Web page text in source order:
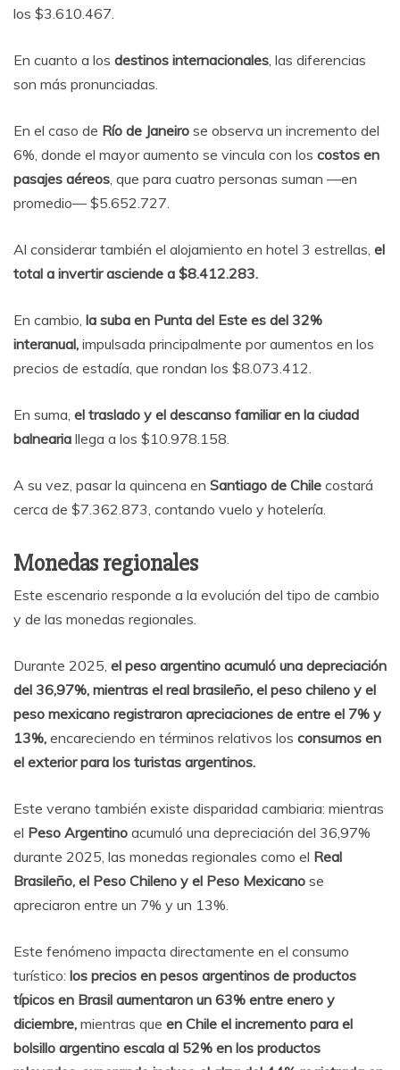
los $3.610.467.
En cuanto a los destinos internacionales, las diferencias
son más pronunciadas.
En el caso de Río de Janeiro se observa un incremento del
6%, donde el mayor aumento se vincula con los costos en
pasajes aéreos, que para cuatro personas suman —en
promedio— $5.652.727.
Al considerar también el alojamiento en hotel 3 estrellas, el
total a invertir asciende a $8.412.283.
En cambio, la suba en Punta del Este es del 32%
interanual, impulsada principalmente por aumentos en los
precios de estadía, que rondan los $8.073.412.
En suma, el traslado y el descanso familiar en la ciudad
balnearia llega a los $10.978.158.
A su vez, pasar la quincena en Santiago de Chile costará
cerca de $7.362.873, contando vuelo y hotelería.
Monedas regionales
Este escenario responde a la evolución del tipo de cambio
y de las monedas regionales.
Durante 2025, el peso argentino acumuló una depreciación
del 36,97%, mientras el real brasileño, el peso chileno y el
peso mexicano registraron apreciaciones de entre el 7% y
13%, encareciendo en términos relativos los consumos en
el exterior para los turistas argentinos.
Este verano también existe disparidad cambiaria: mientras
el Peso Argentino acumuló una depreciación del 36,97%
durante 2025, las monedas regionales como el Real
Brasileño, el Peso Chileno y el Peso Mexicano se
apreciaron entre un 7% y un 13%.
Este fenómeno impacta directamente en el consumo
turístico: los precios en pesos argentinos de productos
típicos en Brasil aumentaron un 63% entre enero y
diciembre, mientras que en Chile el incremento para el
bolsillo argentino escala al 52% en los productos